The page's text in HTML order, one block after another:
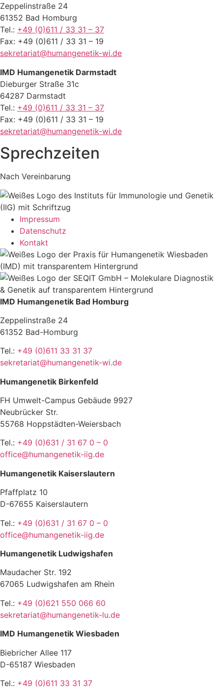
Zeppelinstraße 24
61352 Bad Homburg
Tel.: +49 (0)611 / 33 31 – 37
Fax: +49 (0)611 / 33 31 – 19
sekretariat@humangenetik-wi.de
IMD Humangenetik Darmstadt
Dieburger Straße 31c
64287 Darmstadt
Tel.: +49 (0)611 / 33 31 – 37
Fax: +49 (0)611 / 33 31 – 19
sekretariat@humangenetik-wi.de
Sprechzeiten
Nach Vereinbarung
Impressum
Datenschutz
Kontakt
IMD Humangenetik Bad Homburg
Zeppelinstraße 24
61352 Bad-Homburg
Tel.: +49 (0)611 33 31 37
sekretariat@humangenetik-wi.de
Humangenetik Birkenfeld
FH Umwelt-Campus Gebäude 9927
Neubrücker Str.
55768 Hoppstädten-Weiersbach
Tel.: +49 (0)631 / 31 67 0 – 0
office@humangenetik-iig.de
Humangenetik Kaiserslautern
Pfaffplatz 10
D-67655 Kaiserslautern
Tel.: +49 (0)631 / 31 67 0 – 0
office@humangenetik-iig.de
Humangenetik Ludwigshafen
Maudacher Str. 192
67065 Ludwigshafen am Rhein
Tel.: +49 (0)621 550 066 60
sekretariat@humangenetik-lu.de
IMD Humangenetik Wiesbaden
Biebricher Allee 117
D-65187 Wiesbaden
Tel.: +49 (0)611 33 31 37